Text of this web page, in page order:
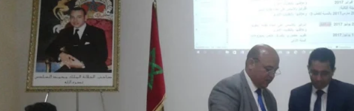
تعيين رئيس قسم تدبير الموارد البشرية بأكاديمية مراكش آسفي